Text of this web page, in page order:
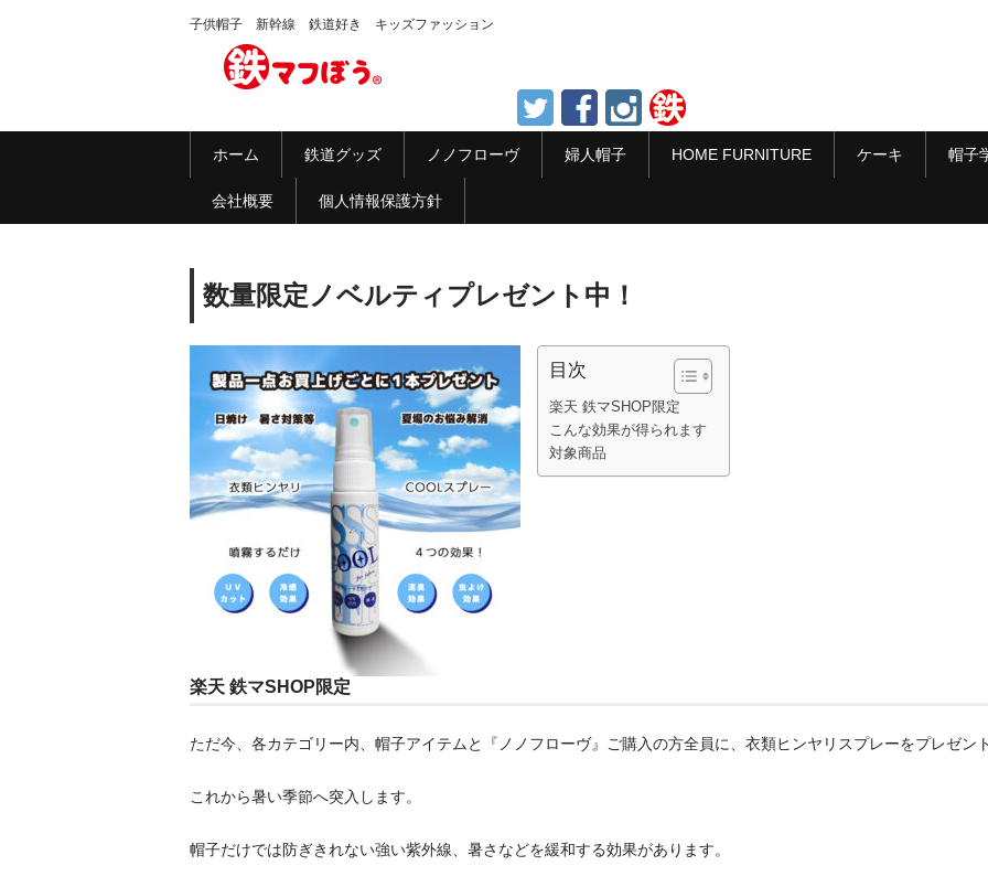
子供帽子 新幹線 鉄道好き キッズファッション
ホーム 鉄道グッズ ノノフローヴ 婦人帽子 HOME FURNITURE ケーキ 帽子
会社概要 個人情報保護方針
数量限定ノベルティプレゼント中！
目次
楽天 鉄マSHOP限定
こんな効果が得られます
対象商品
楽天 鉄マSHOP限定
ただ今、各カテゴリー内、帽子アイテムと『ノノフローヴ』ご購入の方全員に、衣類ヒンヤリスプレーをプレゼン
これから暑い季節へ突入します。
帽子だけでは防ぎきれない強い紫外線、暑さなどを緩和する効果があります。